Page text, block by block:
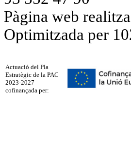
Pàgina web
Optimitzada per
Actuació del Pla
Estratègic de la PAC
2023-2027
cofinançada per: